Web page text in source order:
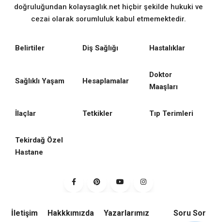
doğruluğundan kolaysaglık.net hiçbir şekilde hukuki ve
cezai olarak sorumluluk kabul etmemektedir.
Belirtiler Diş Sağlığı Hastalıklar
Sağlıklı Yaşam Hesaplamalar
Doktor
Maaşları
İlaçlar Tetkikler Tıp Terimleri
Tekirdağ Özel
Hastane
İletişim Hakkkımızda Yazarlarımız Soru Sor